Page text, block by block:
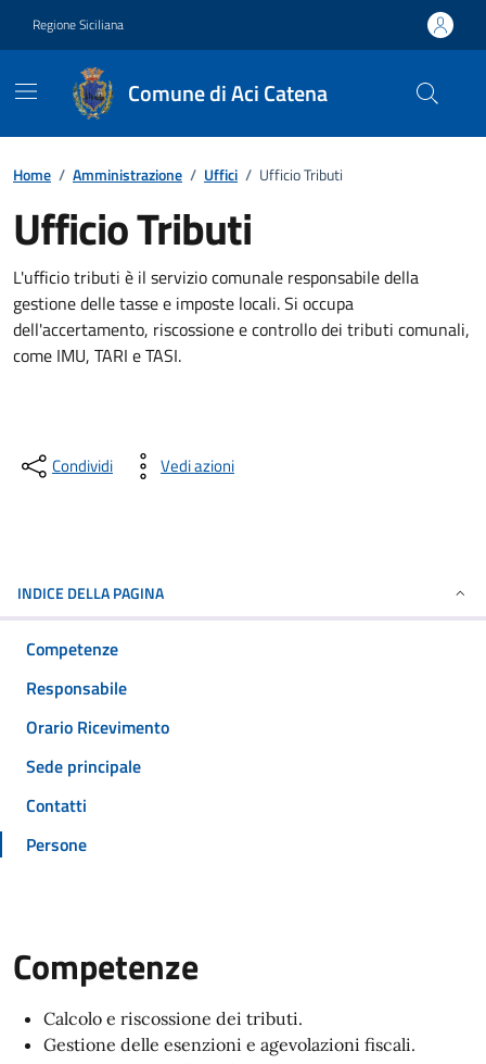
Regione Siciliana
Comune di Aci Catena
Home / Amministrazione / Uffici / Ufficio Tributi
Ufficio Tributi
L'ufficio tributi è il servizio comunale responsabile della
gestione delle tasse e imposte locali. Si occupa
dell'accertamento, riscossione e controllo dei tributi comunali,
come IMU, TARI e TASI.
Condividi Vedi azioni
INDICE DELLA PAGINA
Competenze
Responsabile
Orario Ricevimento
Sede principale
Contatti
Persone
Competenze
Calcolo e riscossione dei tributi.
Gestione delle esenzioni e agevolazioni fiscali.